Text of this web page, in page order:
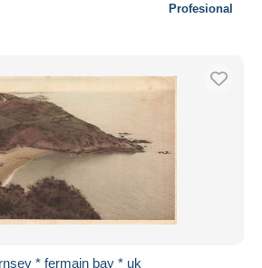
Profesional
* fermain bay * uk